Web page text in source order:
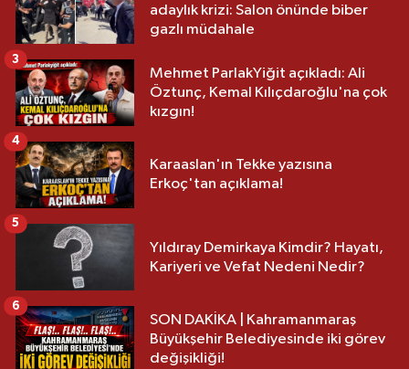
adaylık krizi: Salon önünde biber
gazlı müdahale
Mehmet ParlakYiğit açıkladı: Ali
Öztunç, Kemal Kılıçdaroğlu'na çok
kızgın!
3
Karaaslan'ın Tekke yazısına
Erkoç'tan açıklama!
4
Yıldıray Demirkaya Kimdir? Hayatı,
Kariyeri ve Vefat Nedeni Nedir?
5
SON DAKİKA | Kahramanmaraş
Büyükşehir Belediyesinde iki görev
değişikliği!
6